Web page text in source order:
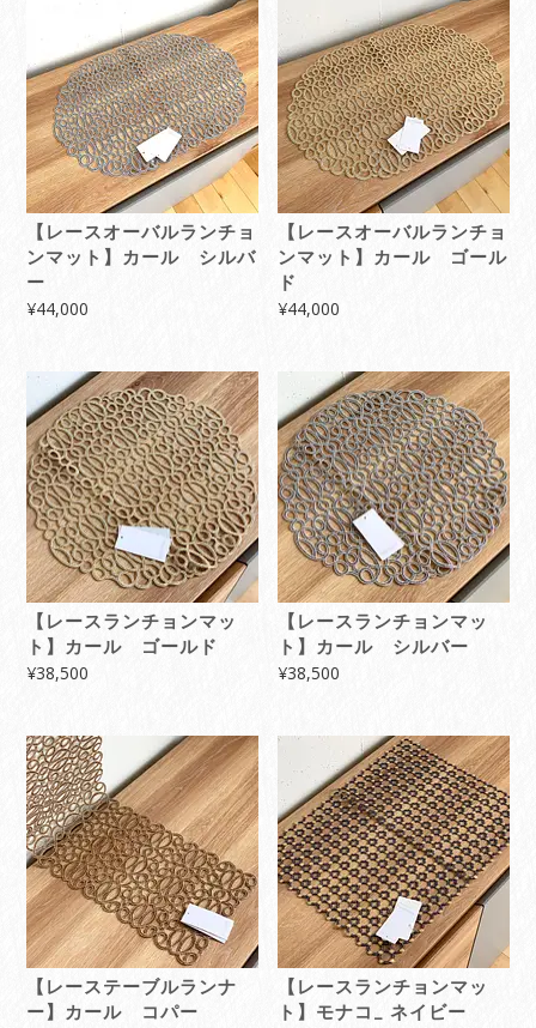
【レースオーバルランチョ
ンマット】カール シルバ
ー
¥44,000
【レースオーバルランチョ
ンマット】カール ゴール
ド
¥44,000
【レースランチョンマッ
ト】カール ゴールド
¥38,500
【レースランチョンマッ
ト】カール シルバー
¥38,500
【レーステーブルランナ
ー】カール コパー
【レースランチョンマッ
ト】モナコ_ ネイビー